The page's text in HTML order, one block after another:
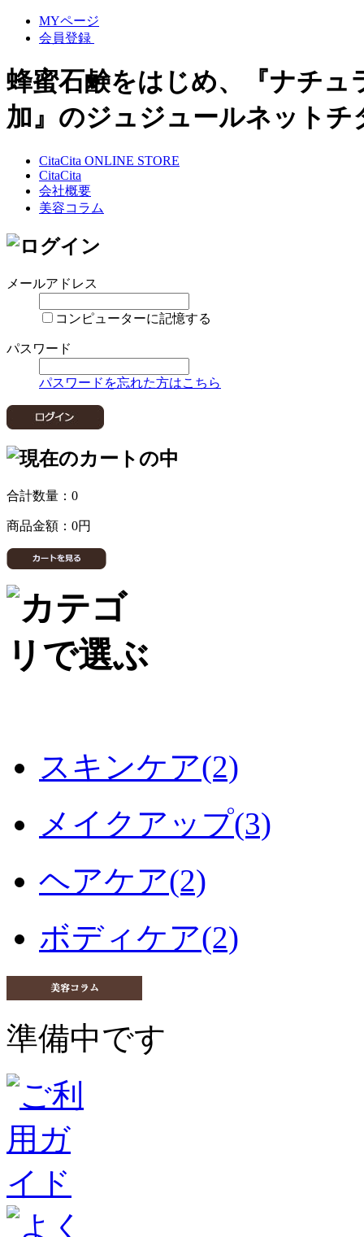
MYページ
会員登録
蜂蜜石鹸をはじめ、『ナチュ
加』のジュジュールネット
CitaCita ONLINE STORE
CitaCita
会社概要
美容コラム
メールアドレス
コンピューターに記憶する
パスワード
パスワードを忘れた方はこちら
合計数量： 0
商品金額： 0円
スキンケア(2)
メイクアップ(3)
ヘアケア(2)
ボディケア(2)
準備中です